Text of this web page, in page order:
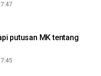
putusan MK tentang